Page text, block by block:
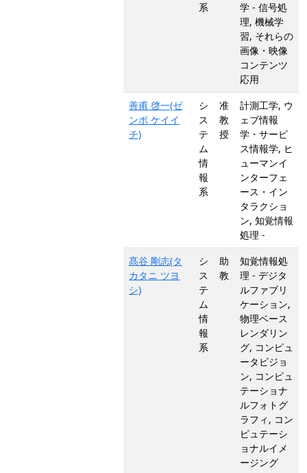
系
学 - 信号処
理, 機械学
習, それらの
画像・映像
コンテンツ
応用
善甫 啓一(ゼ
ンポ ケイイ
チ)
シ
ス
テ
ム
情
報
系
准
教
授
計測工学, ウ
ェブ情報
学・サービ
ス情報学, ヒ
ューマンイ
ンターフェ
ース・イン
タラクショ
ン, 知覚情報
処理 -
髙谷 剛志(タ
カタニ ツヨ
シ)
シ
ス
テ
ム
情
報
系
助
教
知覚情報処
理 - デジタ
ルファブリ
ケーション,
物理ベース
レンダリン
グ, コンピュ
ータビジョ
ン, コンピュ
テーショナ
ルフォトグ
ラフィ, コン
ピュテーシ
ョナルイメ
ージング